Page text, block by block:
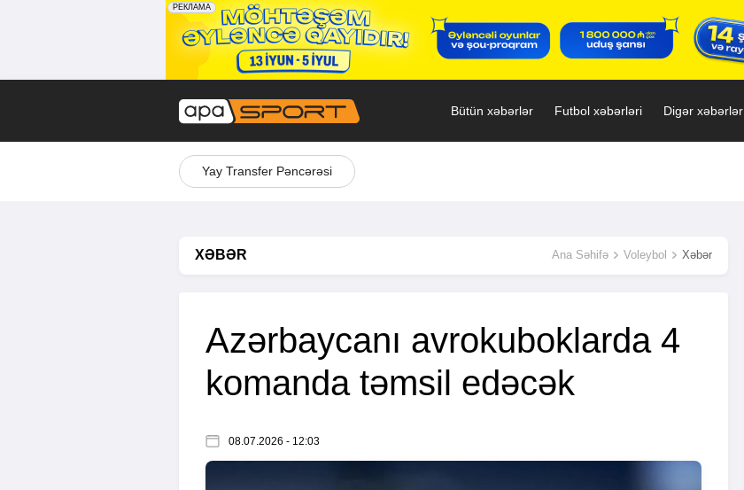
Bütün xəbərlər Futbol xəbərləri Digər xəbərlər
Yay Transfer Pəncərəsi
XƏBƏR Ana Səhifə Voleybol Xəbər
Azərbaycanı avrokuboklarda 4
komanda təmsil edəcək
08.07.2026 - 12:03